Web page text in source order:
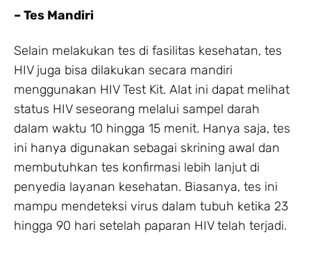
– Tes Mandiri
Selain melakukan tes di fasilitas kesehatan, tes
HIV juga bisa dilakukan secara mandiri
menggunakan HIV Test Kit. Alat ini dapat melihat
status HIV seseorang melalui sampel darah
dalam waktu 10 hingga 15 menit. Hanya saja, tes
ini hanya digunakan sebagai skrining awal dan
membutuhkan tes konfirmasi lebih lanjut di
penyedia layanan kesehatan. Biasanya, tes ini
mampu mendeteksi virus dalam tubuh ketika 23
hingga 90 hari setelah paparan HIV telah terjadi.